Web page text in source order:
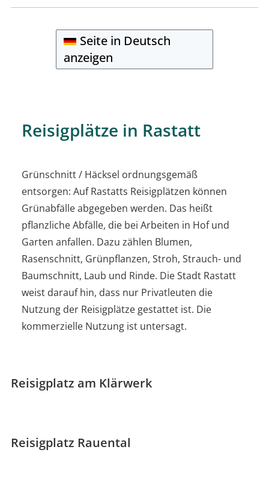
Seite in Deutsch
anzeigen
Reisigplätze in Rastatt
Grünschnitt / Häcksel ordnungsgemäß
entsorgen: Auf Rastatts Reisigplätzen können
Grünabfälle abgegeben werden. Das heißt
pflanzliche Abfälle, die bei Arbeiten in Hof und
Garten anfallen. Dazu zählen Blumen,
Rasenschnitt, Grünpflanzen, Stroh, Strauch- und
Baumschnitt, Laub und Rinde. Die Stadt Rastatt
weist darauf hin, dass nur Privatleuten die
Nutzung der Reisigplätze gestattet ist. Die
kommerzielle Nutzung ist untersagt.
Reisigplatz am Klärwerk
Reisigplatz Rauental